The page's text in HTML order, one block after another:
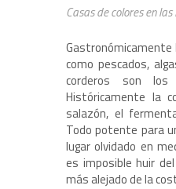
Casas de colores en las
como pescados,
corderos son los
Históricamente la
salazón, el
Todo potente para
lugar olvidado en
es imposible huir
más alejado de la